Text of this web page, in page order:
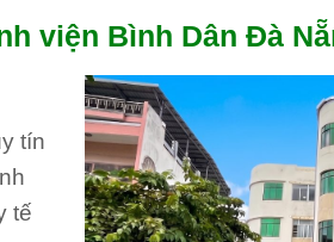
viện Bình Dân Đà
tín
tế